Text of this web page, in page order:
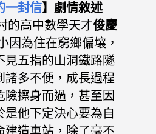
一封信】劇情敘述
的高中數學天才俊慶
因為住在窮鄉偏壤，
見五指的山洞鐵路隧
諸多不便，成長過程
險擦身而過 ，甚至因
是他下定決心要為自
建造車站，除了毫不